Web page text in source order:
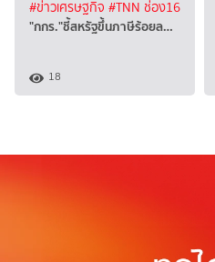
#ข่าวเศรษฐกิจ #TNN ช่อง16
"กกร."ชี้สหรัฐขึ้นภาษีร้อยล…
18